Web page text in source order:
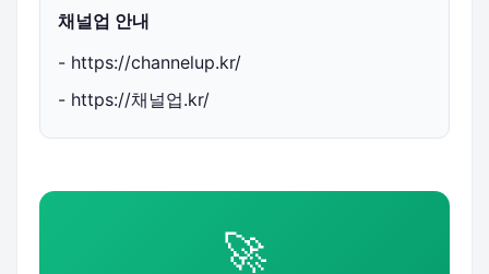
채널업 안내
- https://channelup.kr/
- https://채널업.kr/
🚀